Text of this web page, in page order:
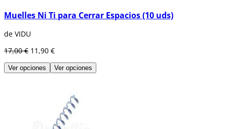
Muelles Ni Ti para Cerrar Espacios (10 uds)
de VIDU
17,00 € 11,90 €
Ver opciones Ver opciones